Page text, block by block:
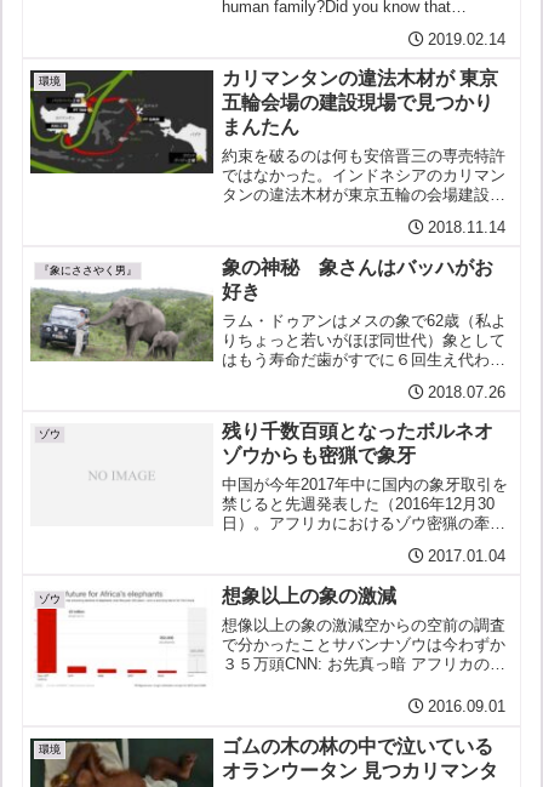
human family?Did you know that
2019.02.14
環境
カリマンタンの違法木材が 東京
五輪会場の建設現場で見つかり
まんたん
約束を破るのは何も安倍晋三の専売特許
ではなかった。インドネシアのカリマン
タンの違法木材が東京五輪の会場建設に
NGOのRAN（レインフォレスト・アクシ
ョンネットワーク）が報告書「守られな
かった約束＊」を公表...
2018.11.14
『象にささやく男』
象の神秘 象さんはバッハがお
好き
ラム・ドゥアンはメスの象で62歳（私よ
りちょっと若いがほぼ同世代）象として
はもう寿命だ歯がすでに６回生え代わっ
らもう生え代わらない死ぬしかない食べ
られなくなって弱って行く象野生の群れ
でそんな象がいたら他の...
2018.07.26
ゾウ
残り千数百頭となったボルネオ
ゾウからも密猟で象牙
中国が今年2017年中に国内の象牙取引を
禁じると先週発表した（2016年12月30
日）。アフリカにおけるゾウ密猟の牽引
国という象牙の巨大市場が閉じることに
なる。残るは日本だが、日本政府は国内
の登録制度が機...
2017.01.04
ゾウ 想象以上の象の激減
想像以上の象の激減空からの空前の調査
で分かったことサバンナゾウは今わずか
３５万頭CNN: お先真っ暗 アフリカの象
ンゾウは2002年から2013年の間に65%減
ではない...
2016.09.01
環境
ゴムの木の林の中で泣いている
オランウータン 見つカリマンタ